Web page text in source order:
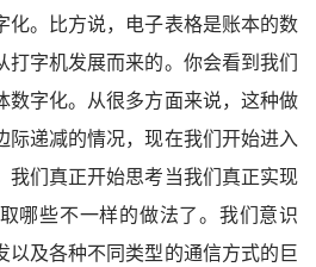
化。比方说，电子表格是账本的数
打字机发展而来的。你会看到我们
数字化。从很多方面来说，这种做
际递减的情况，现在我们开始进入
我们真正开始思考当我们真正实现
哪些不一样的做法了。我们意识
以及各种不同类型的通信方式的巨